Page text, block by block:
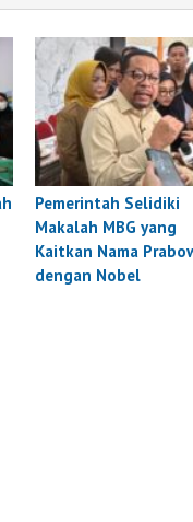
Pemerintah Selidiki
Makalah MBG yang
Kaitkan Nama
dengan Nobel